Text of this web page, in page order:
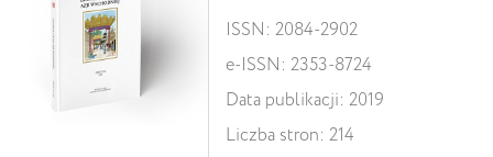
ISSN: 2084-2902
e-ISSN: 2353-8724
Data publikacji: 2019
Liczba stron: 214